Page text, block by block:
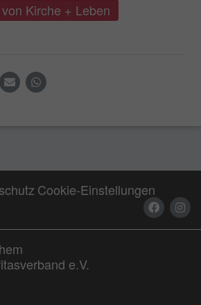
Kirche + Leben
Cookie-Einstellungen
e.V.